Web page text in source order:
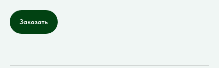
Заказать